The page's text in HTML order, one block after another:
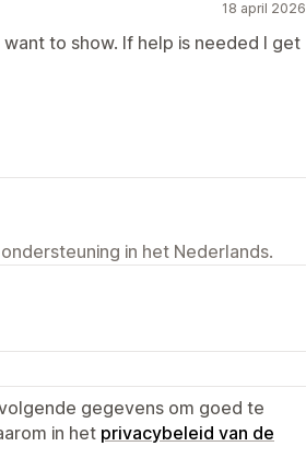
18 april 2026
to show. If help is needed I get
in het Nederlands.
gegevens om goed te
in het privacybeleid van de